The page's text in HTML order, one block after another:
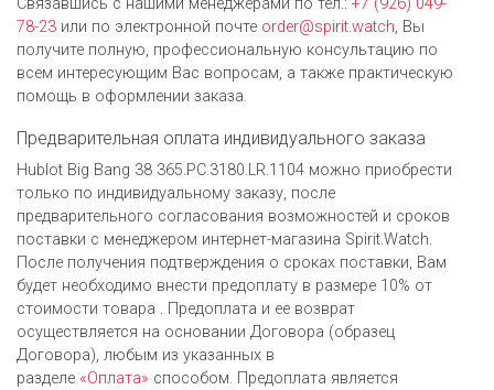
78-23 или по электронной почте order@spirit.watch, Вы
получите полную, профессиональную консультацию по
всем интересующим Вас вопросам, а также практическую
помощь в оформлении заказа.
Предварительная оплата индивидуального заказа
Hublot Big Bang 38 365.PC.3180.LR.1104 можно приобрести
только по индивидуальному заказу, после
предварительного согласования возможностей и сроков
поставки с менеджером интернет-магазина Spirit.Watch.
После получения подтверждения о сроках поставки, Вам
будет необходимо внести предоплату в размере 10% от
стоимости товара . Предоплата и ее возврат
осуществляется на основании Договора (образец
Договора), любым из указанных в
разделе «Оплата» способом. Предоплата является